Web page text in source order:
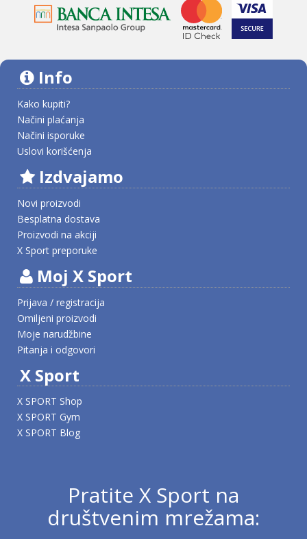
Info
Kako kupiti?
Načini plaćanja
Načini isporuke
Uslovi korišćenja
Izdvajamo
Novi proizvodi
Besplatna dostava
Proizvodi na akciji
X Sport preporuke
Moj X Sport
Prijava / registracija
Omiljeni proizvodi
Moje narudžbine
Pitanja i odgovori
X Sport
X SPORT Shop
X SPORT Gym
X SPORT Blog
Pratite X Sport na
društvenim mrežama: